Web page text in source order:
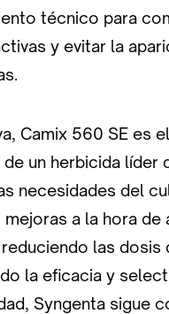
técnico para
y evitar la
Camix 560 SE es
un herbicida líder
necesidades del
a la hora de
las dosis
la eficacia y
Syngenta sigue